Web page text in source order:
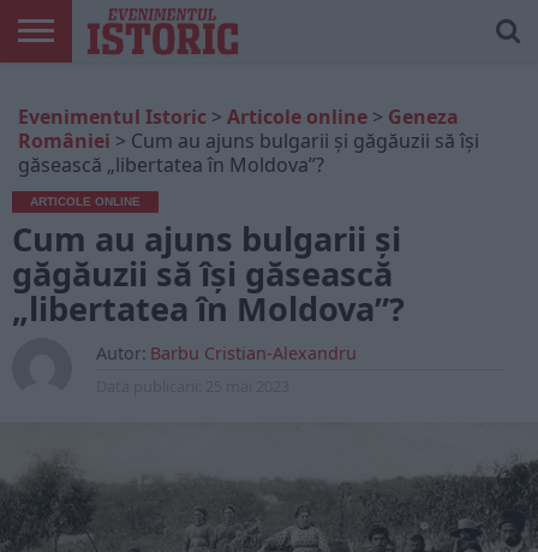
ONLINE
EDIȚII
TIPĂRITE
ISTORIC
PLAY
CONTUL
MEU
Evenimentul Istoric > Articole online > Geneza
României > Cum au ajuns bulgarii și găgăuzii să își
găsească „libertatea în Moldova”?
ARTICOLE ONLINE
Cum au ajuns bulgarii și
găgăuzii să își găsească
„libertatea în Moldova”?
Autor: Barbu Cristian-Alexandru